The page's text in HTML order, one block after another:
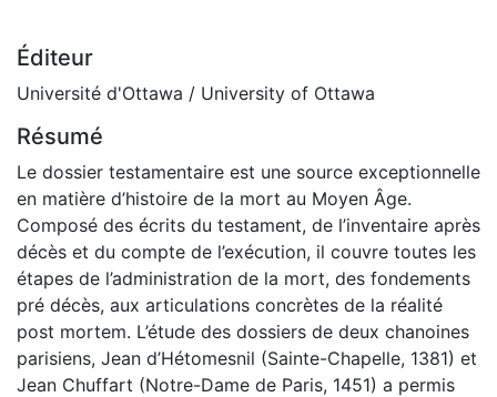
Éditeur
Université d'Ottawa / University of Ottawa
Résumé
Le dossier testamentaire est une source exceptionnelle
en matière d’histoire de la mort au Moyen Âge.
Composé des écrits du testament, de l’inventaire après
décès et du compte de l’exécution, il couvre toutes les
étapes de l’administration de la mort, des fondements
pré décès, aux articulations concrètes de la réalité
post mortem. L’étude des dossiers de deux chanoines
parisiens, Jean d’Hétomesnil (Sainte-Chapelle, 1381) et
Jean Chuffart (Notre-Dame de Paris, 1451) a permis